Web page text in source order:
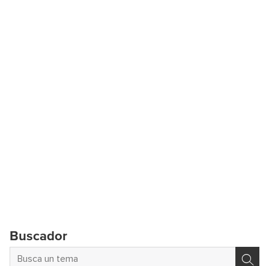
Buscador